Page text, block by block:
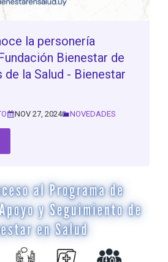
la personería
Bienestar de
la Salud - Bienestar
NOV 27, 2024 NOVEDADES